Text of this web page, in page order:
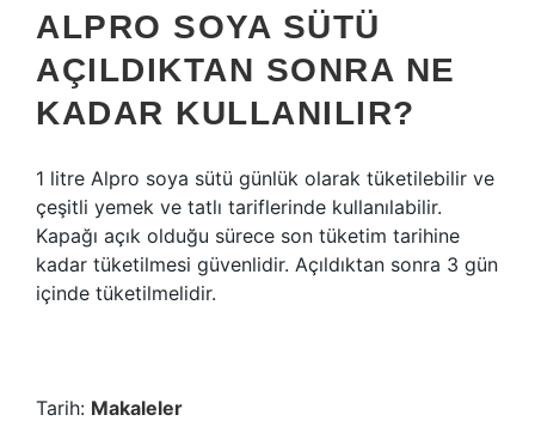
ALPRO SOYA SÜTÜ
AÇILDIKTAN SONRA NE
KADAR KULLANILIR?
1 litre Alpro soya sütü günlük olarak tüketilebilir ve
çeşitli yemek ve tatlı tariflerinde kullanılabilir.
Kapağı açık olduğu sürece son tüketim tarihine
kadar tüketilmesi güvenlidir. Açıldıktan sonra 3 gün
içinde tüketilmelidir.
Tarih: Makaleler